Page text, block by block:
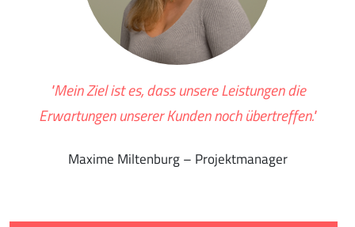
"Mein Ziel ist es, dass unsere Leistungen die
Erwartungen unserer Kunden noch übertreffen."
Maxime Miltenburg – Projektmanager